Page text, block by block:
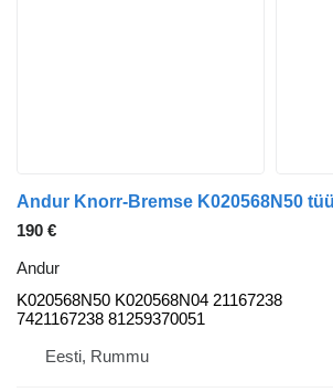
190 €
Andur
K020568N50 K020568N04 21167238
7421167238 81259370051
Eesti, Rummu